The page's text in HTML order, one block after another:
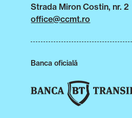
Strada Miron Costin, nr. 2
office@ccmt.ro
Banca oficială